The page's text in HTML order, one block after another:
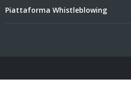
Piattaforma Whistleblowing